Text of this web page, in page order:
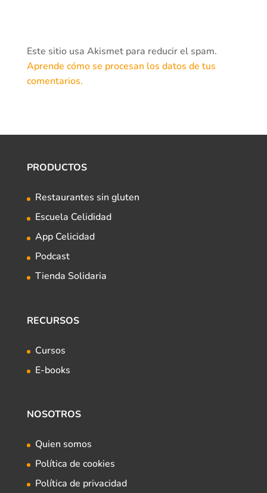
Este sitio usa Akismet para reducir el spam.
Aprende cómo se procesan los datos de tus
comentarios.
PRODUCTOS
Restaurantes sin gluten
Escuela Celididad
App Celicidad
Podcast
Tienda Solidaria
RECURSOS
Cursos
E-books
NOSOTROS
Quien somos
Política de cookies
Política de privacidad